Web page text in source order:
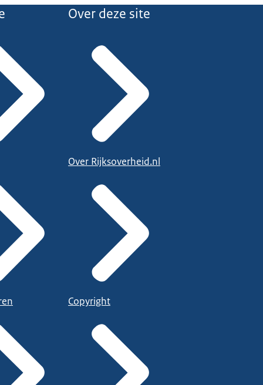
Over deze site
Over Rijksoverheid.nl
Copyright